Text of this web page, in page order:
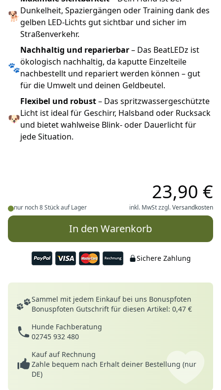
🐕Dunkelheit, Spaziergängen oder Training dank des
gelben LED-Lichts gut sichtbar und sicher im
Straßenverkehr.
🐾
Nachhaltig und reparierbar– Das BeatLEDz ist
ökologisch nachhaltig, da kaputte Einzelteile
nachbestellt und repariert werden können – gut
für die Umwelt und deinen Geldbeutel.
🐶
Flexibel und robust– Das spritzwassergeschützte
Licht ist ideal für Geschirr, Halsband oder Rucksack
und bietet wahlweise Blink- oder Dauerlicht für
jede Situation.
nur noch 8 Stück auf Lager
23,90 €
inkl. MwSt zzgl.Versandkosten
In den Warenkorb
Sichere Zahlung
Deine Vorteile
Sammel mit jedem Einkauf bei uns Bonuspfoten
Bonuspfoten Gutschrift für diesen Artikel: 0,47 €
Hunde Fachberatung
02745 932 480
Kauf auf Rechnung
Zahle bequem nach Erhalt deiner Bestellung (nur
DE)